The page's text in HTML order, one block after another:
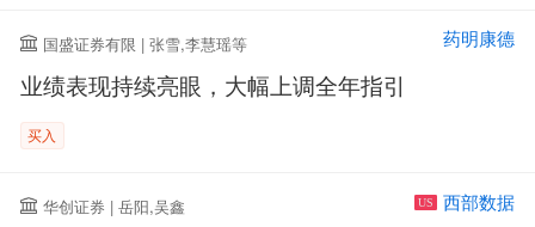
国盛证券有限 | 张雪,李慧瑶等 药明康德
业绩表现持续亮眼，大幅上调全年指引
买入
华创证券 | 岳阳,吴鑫 US 西部数据